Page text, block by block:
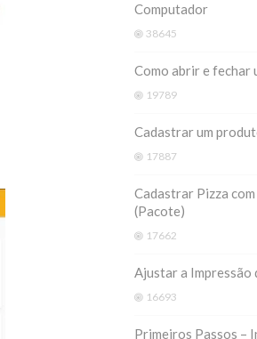
Computador
38645
Como abrir e fechar
19789
Cadastrar um
17887
Cadastrar Pizza
(Pacote)
17662
Ajustar a Impressão
16693
Primeiros Passos –